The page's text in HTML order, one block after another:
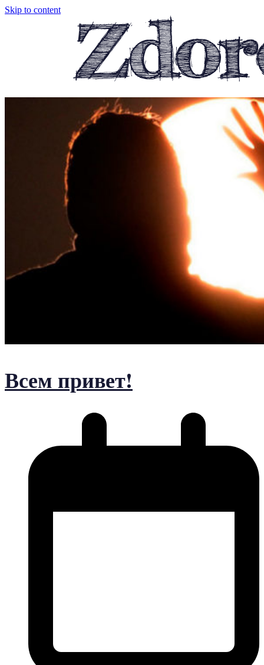
Skip to content
Всем привет!